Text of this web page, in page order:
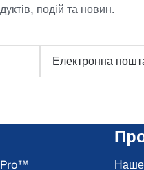
подій та новин.
Електронна
Наше